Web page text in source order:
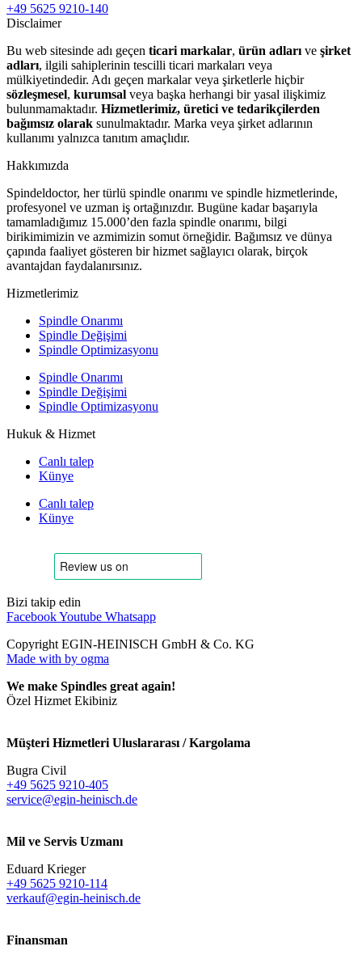
+49 5625 9210-140
Disclaimer
Bu web sitesinde adı geçen ticari markalar, ürün adları ve şirket
adları, ilgili sahiplerinin tescilli ticari markaları veya
mülkiyetindedir. Adı geçen markalar veya şirketlerle hiçbir
sözleşmesel, kurumsal veya başka herhangi bir yasal ilişkimiz
bulunmamaktadır. Hizmetlerimiz, üretici ve tedarikçilerden
bağımsız olarak sunulmaktadır. Marka veya şirket adlarının
kullanımı yalnızca tanıtım amaçlıdır.
Hakkımızda
Spindeldoctor, her türlü spindle onarımı ve spindle hizmetlerinde,
profesyonel ve uzman iş ortağınızdır. Bugüne kadar başarıyla
tamamladığımız 15.000’den fazla spindle onarımı, bilgi
birikimimizin ve azmimizin somut örneğidir. Bağımsız ve dünya
çapında faaliyet gösteren bir hizmet sağlayıcı olarak, birçok
avantajdan faydalanırsınız.
Hizmetlerimiz
Spindle Onarımı
Spindle Değişimi
Spindle Optimizasyonu
Spindle Onarımı
Spindle Değişimi
Spindle Optimizasyonu
Hukuk & Hizmet
Canlı talep
Künye
Canlı talep
Künye
Bizi takip edin
FacebookYoutube Whatsapp
Copyright EGIN-HEINISCH GmbH & Co. KG
Made with by ogma
We make Spindles great again!
Özel Hizmet Ekibiniz
Müşteri Hizmetleri Uluslararası / Kargolama
Bugra Civil
+49 5625 9210-405
service@egin-heinisch.de
Mil ve Servis Uzmanı
Eduard Krieger
+49 5625 9210-114
verkauf@egin-heinisch.de
Finansman